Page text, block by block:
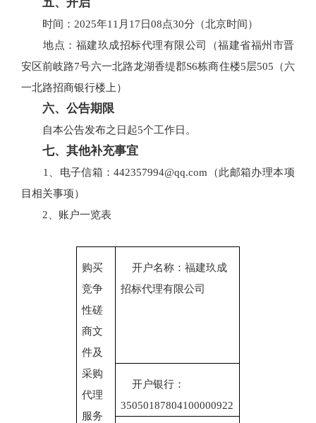
时间：2025年11月17日08点30分（北京时间）
地点：福建玖成招标代理有限公司（福建省福州市晋
安区前岐路7号六一北路龙湖香缇郡S6栋商住楼5层505（六
一北路招商银行楼上）
六、公告期限
自本公告发布之日起5个工作日。
七、其他补充事宜
1、电子信箱：442357994@qq.com（此邮箱办理本项
目相关事项）
2、账户一览表
购买
竞争
性磋
商文
件及
采购
代理
服务
开户名称：福建玖成
招标代理有限公司
开户银行：
35050187804100000922